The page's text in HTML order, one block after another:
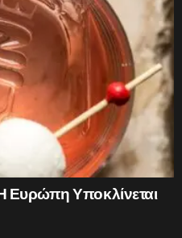
Η Ευρώπη Υποκλίνεται